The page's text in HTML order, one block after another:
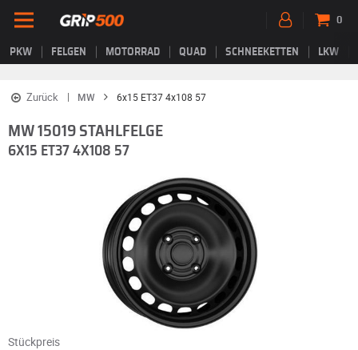
PKW FELGEN MOTORRAD QUAD SCHNEEKETTEN LKW
0
Zurück MW 6x15 ET37 4x108 57
MW 15019 STAHLFELGE
6X15 ET37 4X108 57
Stückpreis